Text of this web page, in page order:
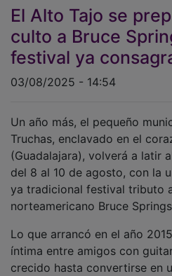
El Alto Tajo se
culto a Bruce
festival ya
03/08/2025 - 14:54
Un año más, el pequeño
Truchas, enclavado en el
(Guadalajara), volverá a latir
del 8 al 10 de agosto, con la
ya tradicional festival tributo
norteamericano Bruce
Lo que arrancó en el año
íntima entre amigos con
crecido hasta convertirse en